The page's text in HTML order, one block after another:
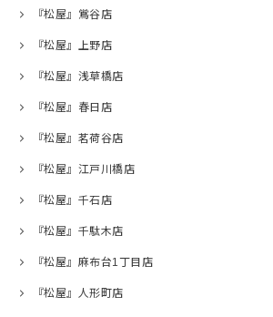
『松屋』鴬谷店
『松屋』上野店
『松屋』浅草橋店
『松屋』春日店
『松屋』茗荷谷店
『松屋』江戸川橋店
『松屋』千石店
『松屋』千駄木店
『松屋』麻布台1丁目店
『松屋』人形町店